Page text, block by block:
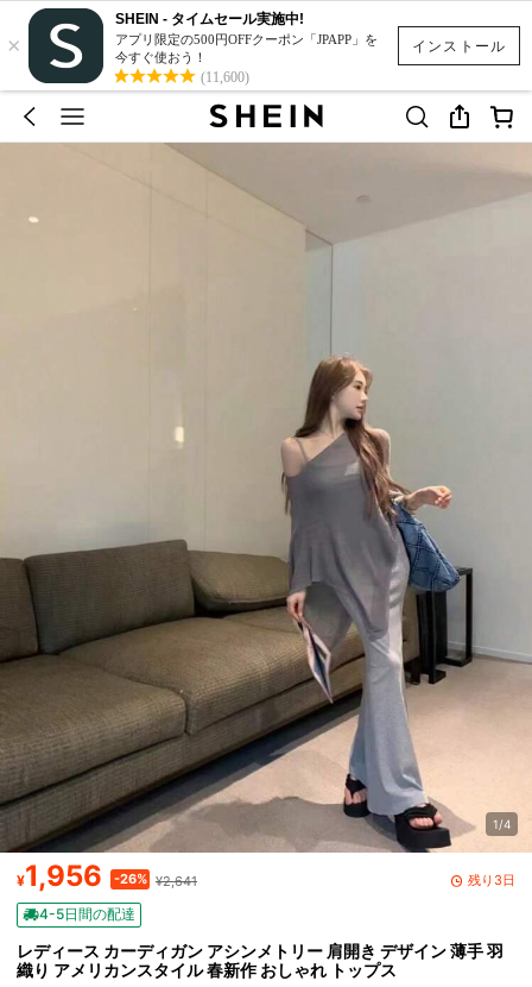
インストール
×
SHEIN - タイムセール実施中!
アプリ限定の500円OFFクーポン「JPAPP」を
今すぐ使おう！
(11,600)
1/4
¥1,956 -26% ¥2,641 残り3日
4-5日間の配達
レディース カーディガン アシンメトリー 肩開き デザイン 薄手 羽
織り アメリカンスタイル 春新作 おしゃれ トップス